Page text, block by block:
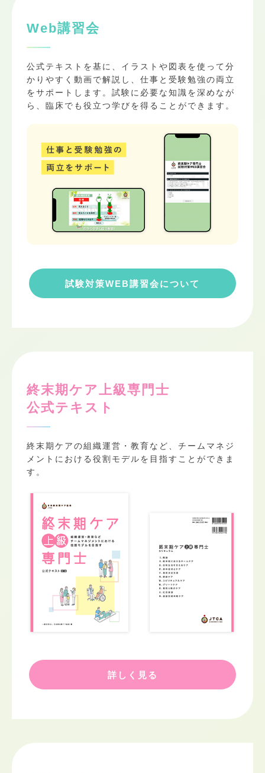
Web講習会
公式テキストを基に、イラストや図表を使って分
かりやすく動画で解説し、仕事と受験勉強の両立
をサポートします。試験に必要な知識を深めなが
ら、臨床でも役立つ学びを得ることができます。
試験対策WEB講習会について
終末期ケア上級専門士
公式テキスト
終末期ケアの組織運営・教育など、チームマネジ
メントにおける役割モデルを目指すことができま
す。
詳しく見る